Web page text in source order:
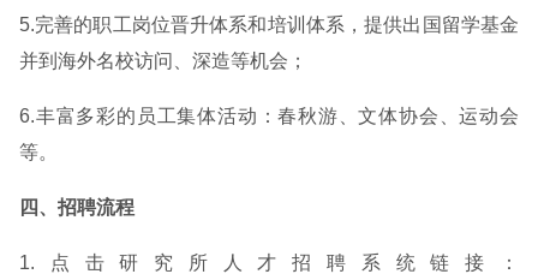
5.完善的职工岗位晋升体系和培训体系，提供出国留学基金
并到海外名校访问、深造等机会；
6.丰富多彩的员工集体活动：春秋游、文体协会、运动会
等。
四、招聘流程
1.点击研究所人才招聘系统链接：